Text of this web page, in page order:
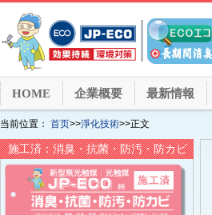
HOME 企業概要 最新情報
当前位置： 首页>>淨化技術>>正文
施工済：消臭・抗菌・防汚・防カビ